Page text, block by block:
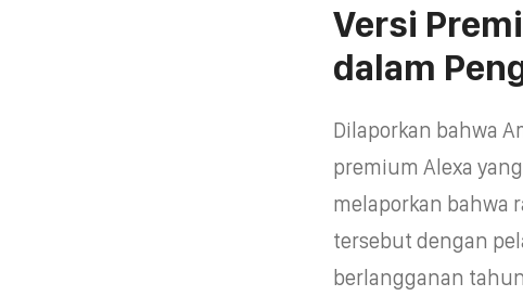
Versi
dalam
Dilaporkan bahwa
premium Alexa
melaporkan bahwa
tersebut dengan
berlangganan